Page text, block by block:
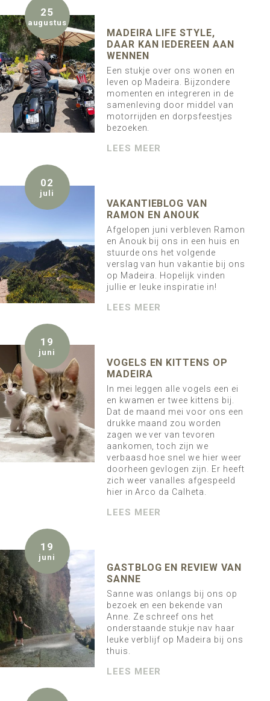
25
augustus
MADEIRA LIFE STYLE,
DAAR KAN IEDEREEN AAN
WENNEN
Een stukje over ons wonen en
leven op Madeira. Bijzondere
momenten en integreren in de
samenleving door middel van
motorrijden en dorpsfeestjes
bezoeken.
LEES MEER
02
juli
VAKANTIEBLOG VAN
RAMON EN ANOUK
Afgelopen juni verbleven Ramon
en Anouk bij ons in een huis en
stuurde ons het volgende
verslag van hun vakantie bij ons
op Madeira. Hopelijk vinden
jullie er leuke inspiratie in!
LEES MEER
19
juni
VOGELS EN KITTENS OP
MADEIRA
In mei leggen alle vogels een ei
en kwamen er twee kittens bij.
Dat de maand mei voor ons een
drukke maand zou worden
zagen we ver van tevoren
aankomen, toch zijn we
verbaasd hoe snel we hier weer
doorheen gevlogen zijn. Er heeft
zich weer vanalles afgespeeld
hier in Arco da Calheta.
LEES MEER
19
juni
GASTBLOG EN REVIEW VAN
SANNE
Sanne was onlangs bij ons op
bezoek en een bekende van
Anne. Ze schreef ons het
onderstaande stukje nav haar
leuke verblijf op Madeira bij ons
thuis.
LEES MEER